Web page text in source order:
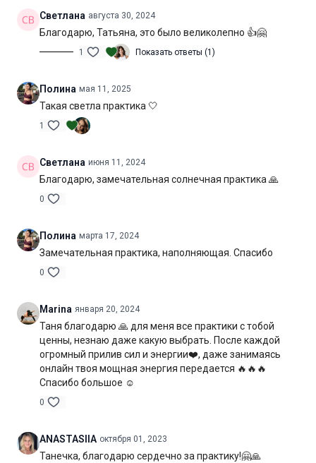
пусть она станет лейтмотивом этой садханы и вашей опорой
в трудные времена.
Желаю вам приятной практики и состояния глубокого покоя
Уровень подготовки:средний, выше среднего (B-С)
проработка всего тела и гармонизация состояния
Специфика:стато-динамическая практика общей
направленности
Нагрузка:
Оборудование:может понадобиться блок для йоги
Продолжительность: 70 мин. (включая шавасану)
Светлана августа 30, 2024
Благодарю, Татьяна, это было великолепно 👍🤗
1 Показать ответы (1)
Полина мая 11, 2025
Такая светла практика 🤍
1
Светлана июня 11, 2024
Благодарю, замечательная солнечная практика 🙏
0
Полина марта 17, 2024
Замечательная практика, наполняющая. Спасибо
0
Marina января 20, 2024
Таня благодарю 🙏 для меня все практики с тобой
ценны, незнаю даже какую выбрать. После каждой
огромный прилив сил и энергии❤️, даже занимаясь
онлайн твоя мощная энергия передается 🔥🔥🔥
Спасибо большое ☺️
0
ANASTASIIA октября 01, 2023
Танечка, благодарю сердечно за практику!🤗🙏